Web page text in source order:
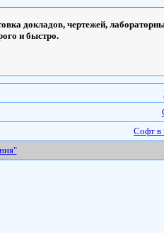
докладов, чертежей,
и быстро.
Софт в